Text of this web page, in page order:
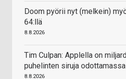
Doom pyörii nyt (melkein)
64:llä
8.8.2026
Tim Culpan: Applella on
puhelinten siruja
8.8.2026